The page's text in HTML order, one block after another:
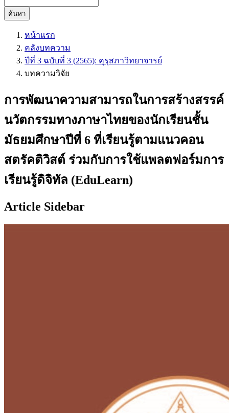
ค้นหา
หน้าแรก
คลังบทความ
ปีที่ 3 ฉบับที่ 3 (2565): คุรุสภาวิทยาจารย์
บทความวิจัย
การพัฒนาความสามารถในการสร้างสรรค์
นวัตกรรมทางภาษาไทยของนักเรียนชั้น
มัธยมศึกษาปีที่ 6 ที่เรียนรู้ตามแนวคอน
สตรัคติวิสต์ ร่วมกับการใช้แพลตฟอร์มการ
เรียนรู้ดิจิทัล (EduLearn)
Article Sidebar